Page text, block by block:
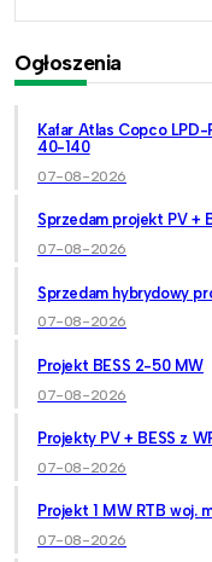
Ogłoszenia
Kafar Atlas Copco
40-140
07-08-2026
Sprzedam projekt PV +
07-08-2026
Sprzedam hybrydowy
07-08-2026
Projekt BESS 2-50 MW
07-08-2026
Projekty PV + BESS z
07-08-2026
Projekt 1 MW RTB woj.
07-08-2026